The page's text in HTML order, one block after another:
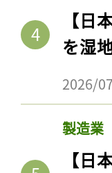
【日
を湿
2026/
製造業
【日